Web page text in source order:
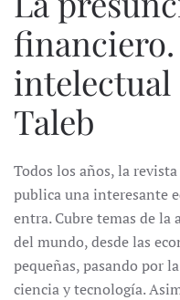
intelectual
Taleb
Todos los años, la revista
publica una interesante
entra. Cubre temas de la
del mundo, desde las
pequeñas, pasando por
ciencia y tecnología.